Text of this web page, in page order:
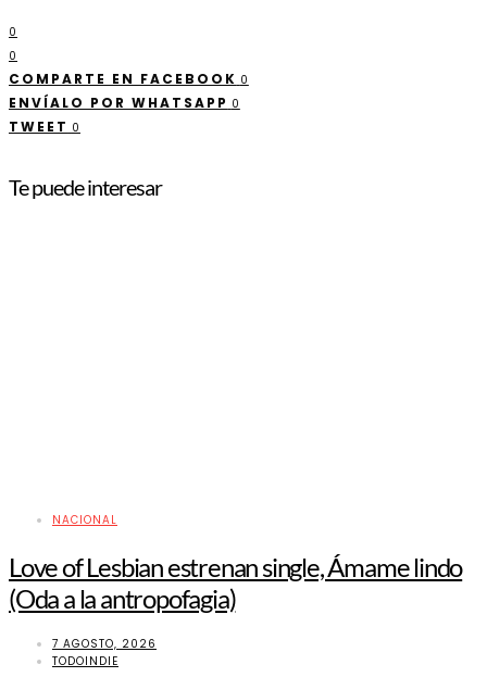
0
0
COMPARTE EN FACEBOOK 0
ENVÍALO POR WHATSAPP 0
TWEET 0
Te puede interesar
NACIONAL
Love of Lesbian estrenan single, Ámame lindo
(Oda a la antropofagia)
7 AGOSTO, 2026
TODOINDIE